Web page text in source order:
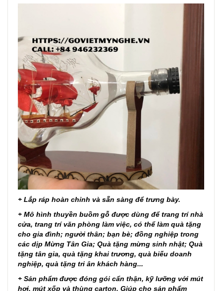
+ Lắp ráp hoàn chỉnh và sẵn sàng để trưng bày.
+ Mô hình thuyền buồm gỗ được dùng để trang trí nhà
cửa, trang trí văn phòng làm việc, có thể làm quà tặng
cho gia đình; người thân; bạn bè; đồng nghiệp trong
các dịp Mừng Tân Gia; Quà tặng mừng sinh nhật; Quà
tặng tân gia, quà tặng khai trương, quà biếu doanh
nghiệp, quà tặng tri ân khách hàng...
+ Sản phẩm được đóng gói cẩn thận, kỹ lưỡng với mút
hơi, mút xốp và thùng carton. Giúp cho sản phẩm